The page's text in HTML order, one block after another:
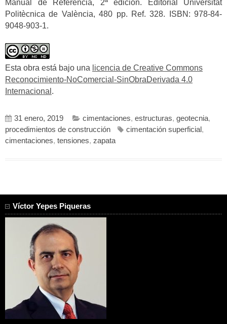
Manual de Referencia, 2ª edición. Editorial Universitat
Politècnica de València, 480 pp. Ref. 328. ISBN: 978-84-
9048-903-1.
Esta obra está bajo una licencia de Creative Commons
Reconocimiento-NoComercial-SinObraDerivada 4.0
Internacional .
31 enero, 2019 cimentaciones, estructuras, geotecnia,
procedimientos de construcción
cimentación superficial ,
cimentaciones, tensiones, zapata
Víctor Yepes Piqueras